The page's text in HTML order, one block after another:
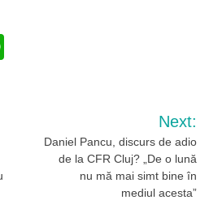
Next:
Daniel Pancu, discurs de adio
de la CFR Cluj? „De o lună
nu mă mai simt bine în
mediul acesta”